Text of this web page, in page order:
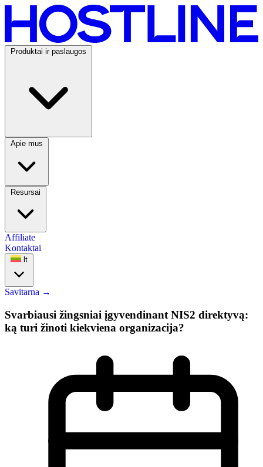
Skip to content
HOSTLINE
Produktai ir paslaugos
Apie mus
Resursai
Affiliate
Kontaktai
lt
Savitarna →
Svarbiausi žingsniai įgyvendinant NIS2 direktyvą:
ką turi žinoti kiekviena organizacija?